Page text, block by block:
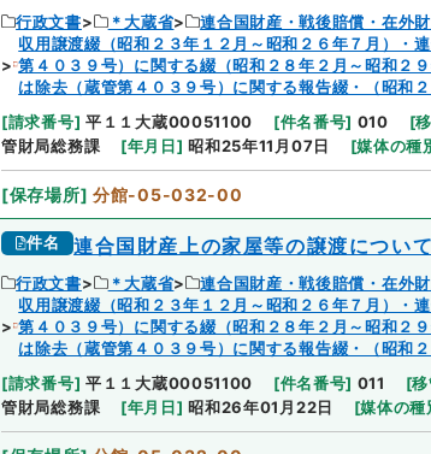
行政文書 ＊大蔵省
連合国財産・戦後賠償・在外
収用譲渡綴（昭和２３年１２月～昭和２６年７月）・
第４０３９号）に関する綴（昭和２８年２月～昭和２
は除去（蔵管第４０３９号）に関する報告綴・（昭和
[請求番号] 平１１大蔵00051100 [件名番号] 010 [
管財局総務課
[年月日] 昭和25年11月07日 [媒体の種
[保存場所] 分館-05-032-00
件名 連合国財産上の家屋等の譲渡につい
行政文書 ＊大蔵省
連合国財産・戦後賠償・在外
収用譲渡綴（昭和２３年１２月～昭和２６年７月）・
第４０３９号）に関する綴（昭和２８年２月～昭和２
は除去（蔵管第４０３９号）に関する報告綴・（昭和
[請求番号] 平１１大蔵00051100 [件名番号] 011 [
管財局総務課
[年月日] 昭和26年01月22日 [媒体の種